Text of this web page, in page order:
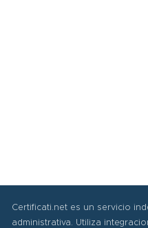
Certificati.net es un servicio
administrativa. Utiliza